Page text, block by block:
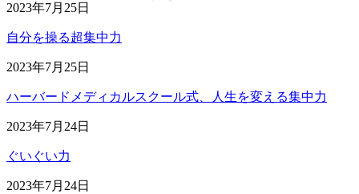
2023年7月25日
自分を操る超集中力
2023年7月25日
ハーバードメディカルスクール式、人生を変える集中力
2023年7月24日
ぐいぐい力
2023年7月24日